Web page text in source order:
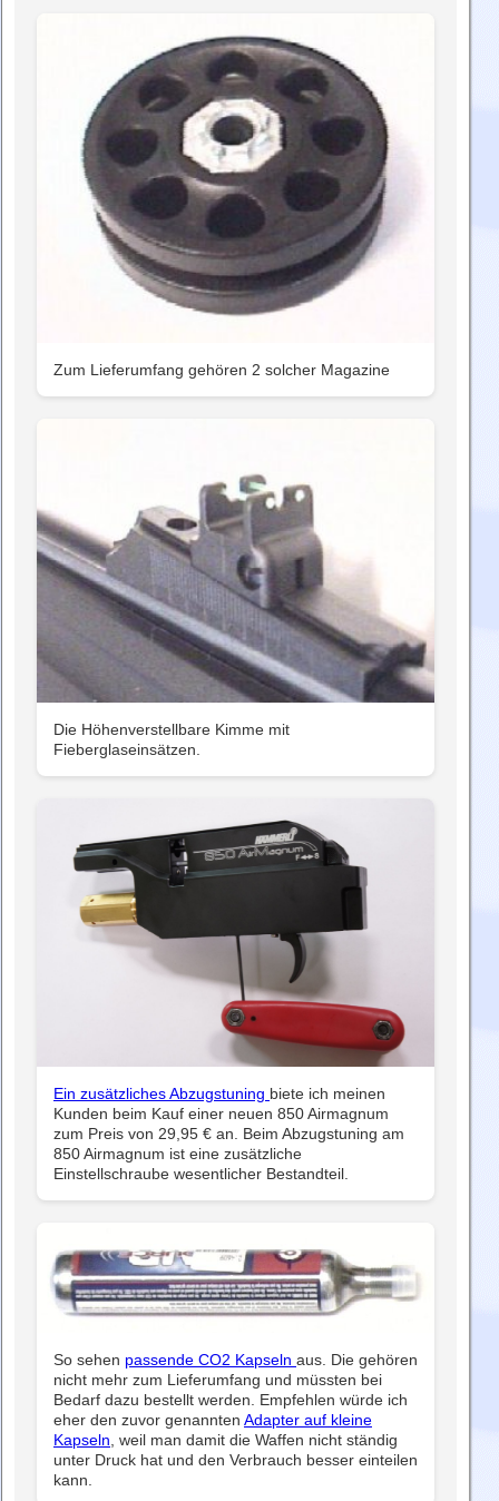
Zum Lieferumfang gehören 2 solcher Magazine
Die Höhenverstellbare Kimme mit
Fieberglaseinsätzen.
Ein zusätzliches Abzugstuning biete ich meinen
Kunden beim Kauf einer neuen 850 Airmagnum
zum Preis von 29,95 € an. Beim Abzugstuning am
850 Airmagnum ist eine zusätzliche
Einstellschraube wesentlicher Bestandteil.
So sehen passende CO2 Kapseln aus. Die gehören
nicht mehr zum Lieferumfang und müssten bei
Bedarf dazu bestellt werden. Empfehlen würde ich
eher den zuvor genannten Adapter auf kleine
Kapseln , weil man damit die Waffen nicht ständig
unter Druck hat und den Verbrauch besser einteilen
kann.